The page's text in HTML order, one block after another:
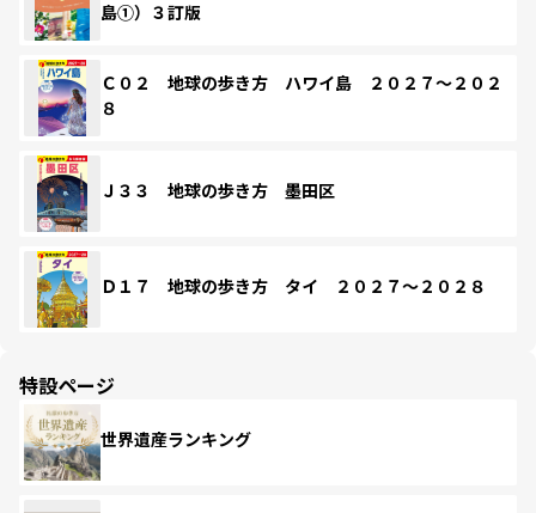
島①）３訂版
Ｃ０２ 地球の歩き方 ハワイ島 ２０２７～２０２
８
Ｊ３３ 地球の歩き方 墨田区
Ｄ１７ 地球の歩き方 タイ ２０２７～２０２８
特設ページ
世界遺産ランキング